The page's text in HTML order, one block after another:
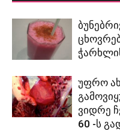
უფრო
ვიდრე
60 -ს